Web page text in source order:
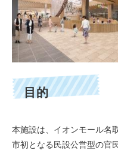
目的
本施設は、イオンモール名
市初となる民設公営型の官